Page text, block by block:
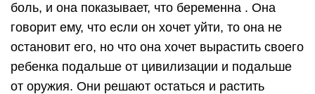
боль, и она показывает, что беременна . Она
говорит ему, что если он хочет уйти, то она не
остановит его, но что она хочет вырастить своего
ребенка подальше от цивилизации и подальше
от оружия. Они решают остаться и растить